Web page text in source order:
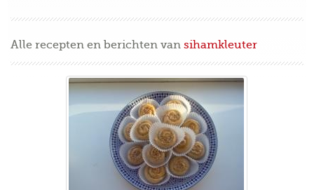
Alle recepten en berichten vansihamkleuter